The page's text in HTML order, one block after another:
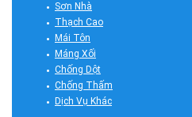
Sơn Nhà
Thạch Cao
Mái Tôn
Máng Xối
Chống Dột
Chống Thấm
Dịch Vụ Khác